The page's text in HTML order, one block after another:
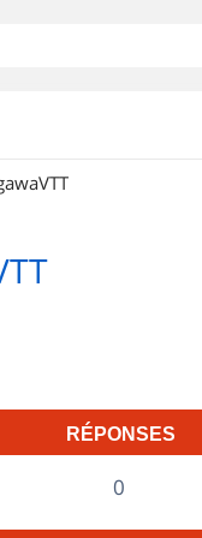
RÉPONSES
0R
é